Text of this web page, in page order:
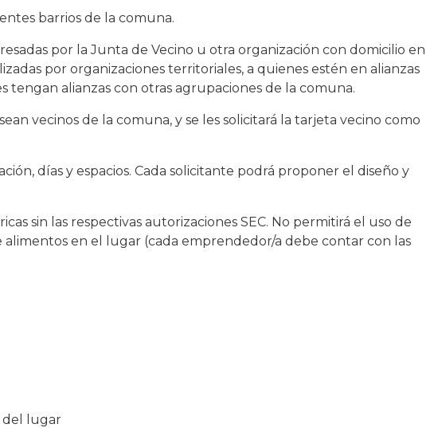
barrios de la comuna.
por la Junta de Vecino u otra organización con domicilio en
por organizaciones territoriales, a quienes estén en alianzas
alianzas con otras agrupaciones de la comuna.
vecinos de la comuna, y se les solicitará la tarjeta vecino como
días y espacios. Cada solicitante podrá proponer el diseño y
sin las respectivas autorizaciones SEC. No permitirá el uso de
en el lugar (cada emprendedor/a debe contar con las
del lugar